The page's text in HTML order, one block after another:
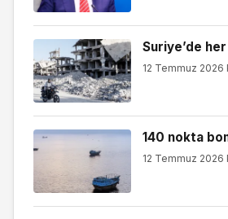
Suriye’de
12 Temmuz 2026
140 nokta
12 Temmuz 2026